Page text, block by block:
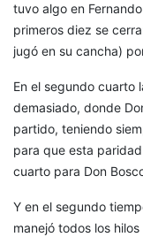
tuvo algo en
primeros diez se
jugó en su cancha)
En el segundo cuarto
demasiado, donde
partido, teniendo
para que esta
cuarto para Don
Y en el segundo
manejó todos los